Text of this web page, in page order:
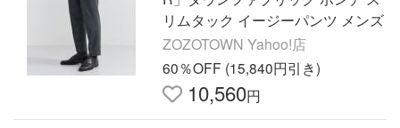
リムタック イージーパンツ メンズ
ZOZOTOWN Yahoo!店
60％OFF (15,840円引き)
10,560円